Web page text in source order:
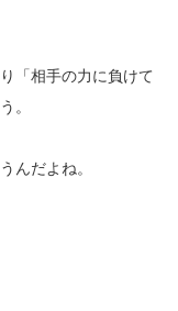
「相手の力に負けて
。
んだよね。